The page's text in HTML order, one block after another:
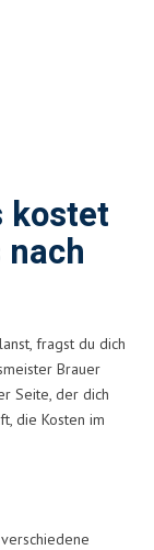
kostet
fragst du dich
Brauer
Seite, der dich
die Kosten im